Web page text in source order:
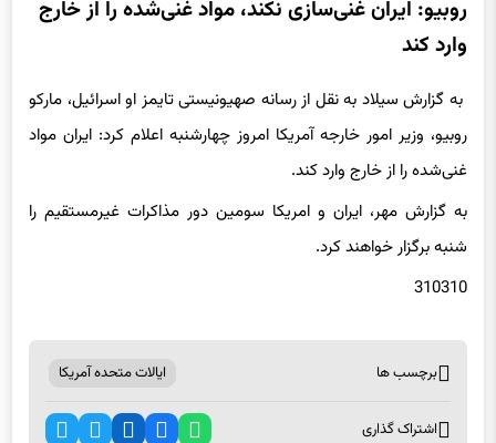
روبیو: ایران غنی‌سازی نکند، مواد غنی‌شده را از خارج
وارد کند
به گزارش سیلاد به نقل از رسانه صهیونیستی تایمز او اسرائیل، مارکو
روبیو، وزیر امور خارجه آمریکا امروز چهارشنبه اعلام کرد: ایران مواد
غنی‌شده را از خارج وارد کند.
به گزارش مهر، ایران و امریکا سومین دور مذاکرات غیرمستقیم را
شنبه برگزار خواهند کرد.
310310
برچسب ها ایالات متحده آمریکا
اشتراک گذاری